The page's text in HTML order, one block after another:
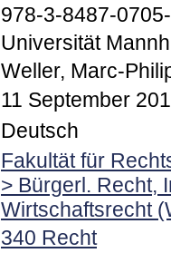
978-3-8487-
Universität
Weller, Marc-
11 September
Deutsch
Fakultät für
> Bürgerl. Recht,
Wirtschaftsrecht
340 Recht